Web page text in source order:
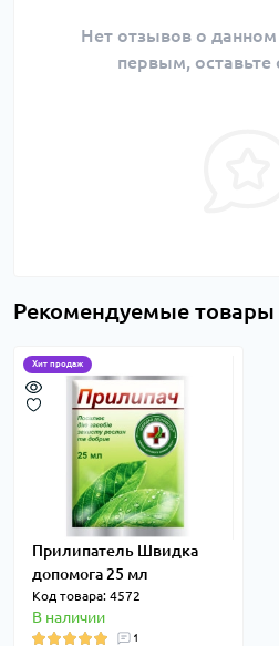
Нет отзывов о данном
первым, оставьте
Рекомендуемые товары
Хит продаж
Прилипатель Швидка
допомога 25 мл
Код товара: 4572
В наличии
1